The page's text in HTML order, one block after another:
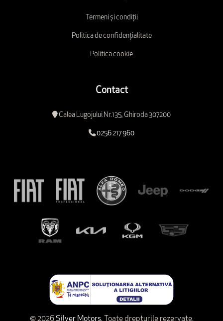
Termeni și condiții
Politica de confidențialitate
Politica cookie
Contact
Calea Lugojului Nr.135, Ghiroda 307200
0256 217 960
© 2026Silver Motors.Toate drepturile rezervate.